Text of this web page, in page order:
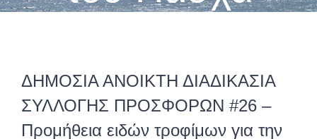
ΔΗΜΟΣΙΑ ΑΝΟΙΚΤΗ ΔΙΑΔΙΚΑΣΙΑ
ΣΥΛΛΟΓΗΣ ΠΡΟΣΦΟΡΩΝ #26 –
Προμήθεια ειδών τροφίμων για την